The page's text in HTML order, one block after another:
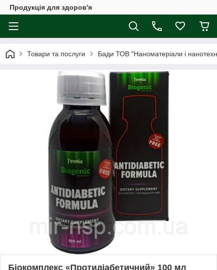
Продукція для здоров'я
Товари та послуги Бади ТОВ "Наноматеріали і
Біокомплекс «Протидіабетичний» 100 мл